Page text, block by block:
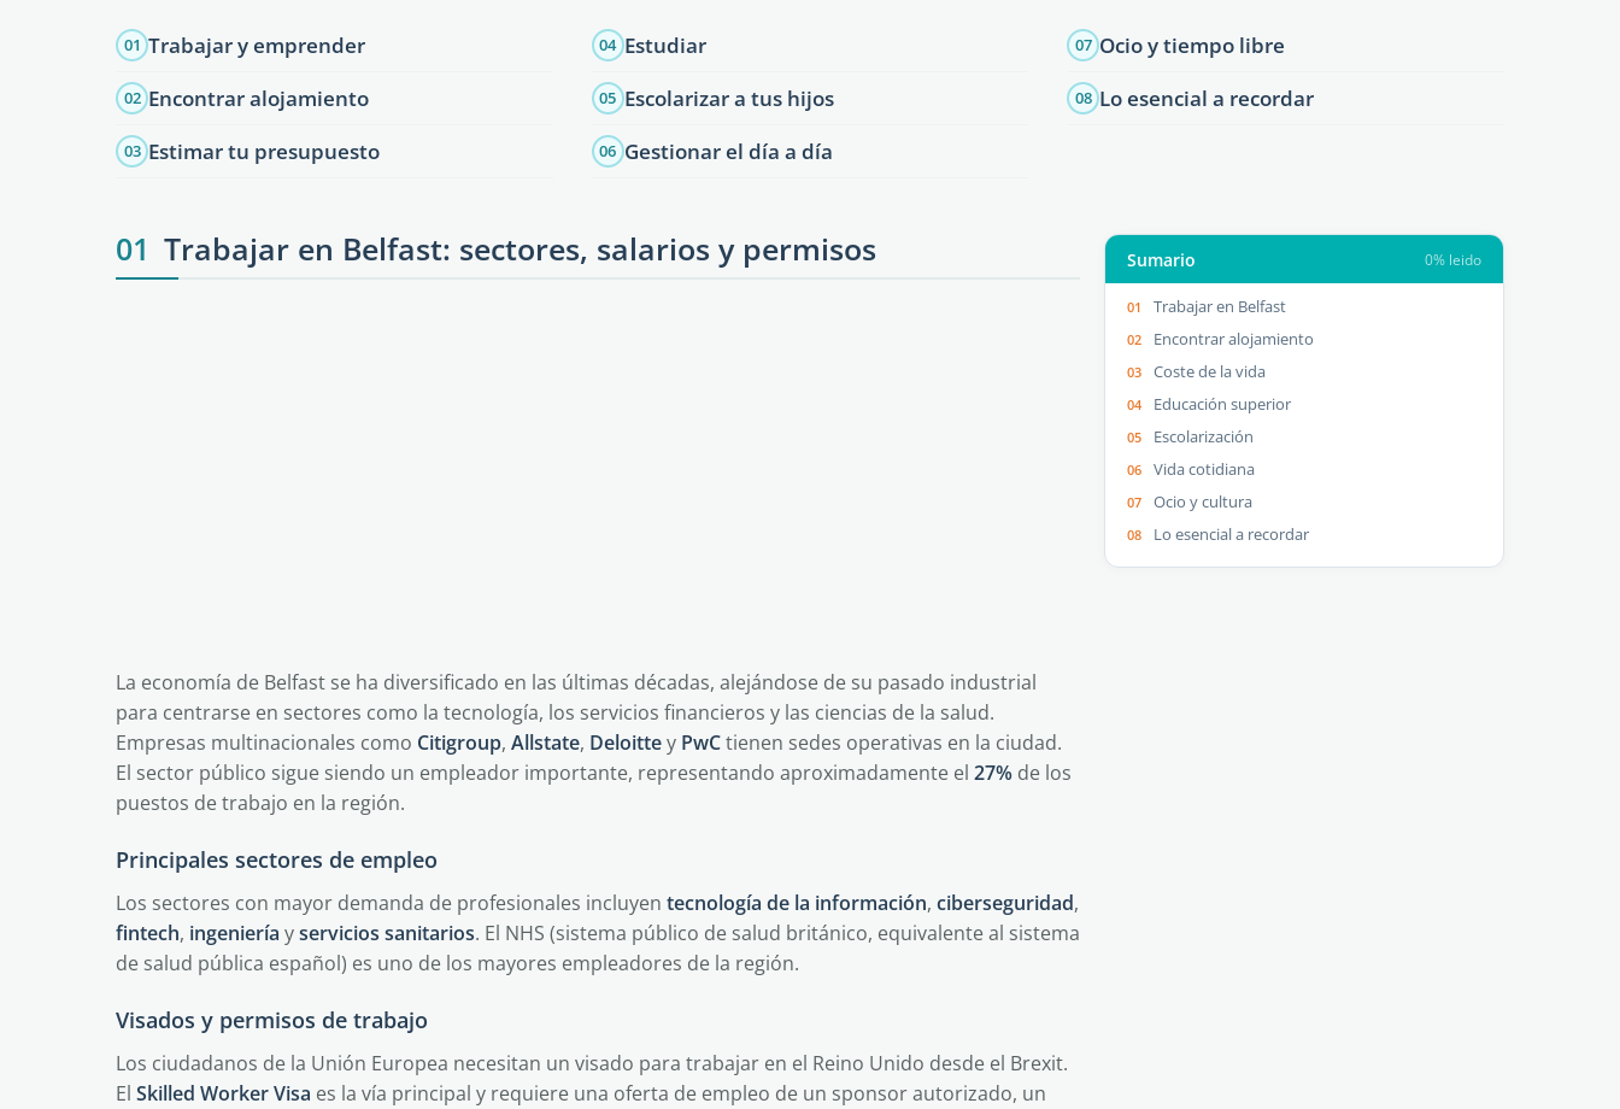
01 Trabajar y emprender
02 Encontrar alojamiento
03 Estimar tu presupuesto
04 Estudiar
05 Escolarizar a tus hijos
06 Gestionar el día a día
07 Ocio y tiempo libre
08 Lo esencial a recordar
01 Trabajar en Belfast: sectores, salarios y permisos
La economía de Belfast se ha diversificado en las últimas décadas, alejándose de su pasado industrial
para centrarse en sectores como la tecnología, los servicios financieros y las ciencias de la salud.
Empresas multinacionales como Citigroup, Allstate, Deloittey PwCtienen sedes operativas en la ciudad.
El sector público sigue siendo un empleador importante, representando aproximadamente el 27% de los
puestos de trabajo en la región.
Principales sectores de empleo
Los sectores con mayor demanda de profesionales incluyen tecnología de la información, ciberseguridad,
fintech, ingeniería yservicios sanitarios. El NHS (sistema público de salud británico, equivalente al sistema
de salud pública español) es uno de los mayores empleadores de la región.
Visados y permisos de trabajo
Los ciudadanos de la Unión Europea necesitan un visado para trabajar en el Reino Unido desde el Brexit.
El Skilled Worker Visa es la vía principal y requiere una oferta de empleo de un sponsor autorizado, un
Sumario 0% leido
Trabajar en Belfast
Encontrar alojamiento
Coste de la vida
Educación superior
Escolarización
Vida cotidiana
Ocio y cultura
Lo esencial a recordar